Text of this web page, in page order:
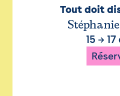
Tout doit
15 → 17